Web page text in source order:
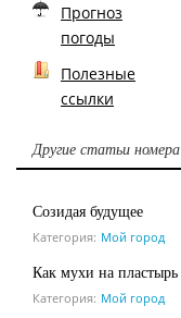
Прогноз
погоды
Полезные
ссылки
Другие статьи номера
Созидая будущее
Категория: Мой город
Как мухи на пластырь
Категория: Мой город